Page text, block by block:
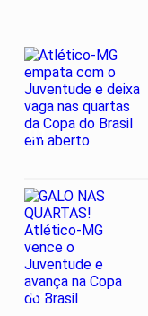
01
02